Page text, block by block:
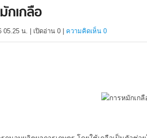
กเกลือ
05.25 น. เปิดอ่าน 0 ความคิดเห็น 0